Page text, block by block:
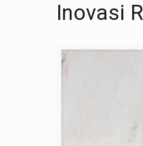
Inovasi